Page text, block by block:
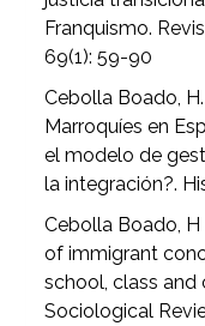
Franquismo.
69(1): 59-90
Cebolla Boado,
Marroquíes en
el modelo de
la integración?.
Cebolla Boado,
of immigrant
school, class and
Sociological